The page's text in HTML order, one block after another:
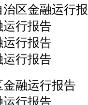
区金融运行
运行报告
运行报告
运行报告
金融运行报告
运行报告